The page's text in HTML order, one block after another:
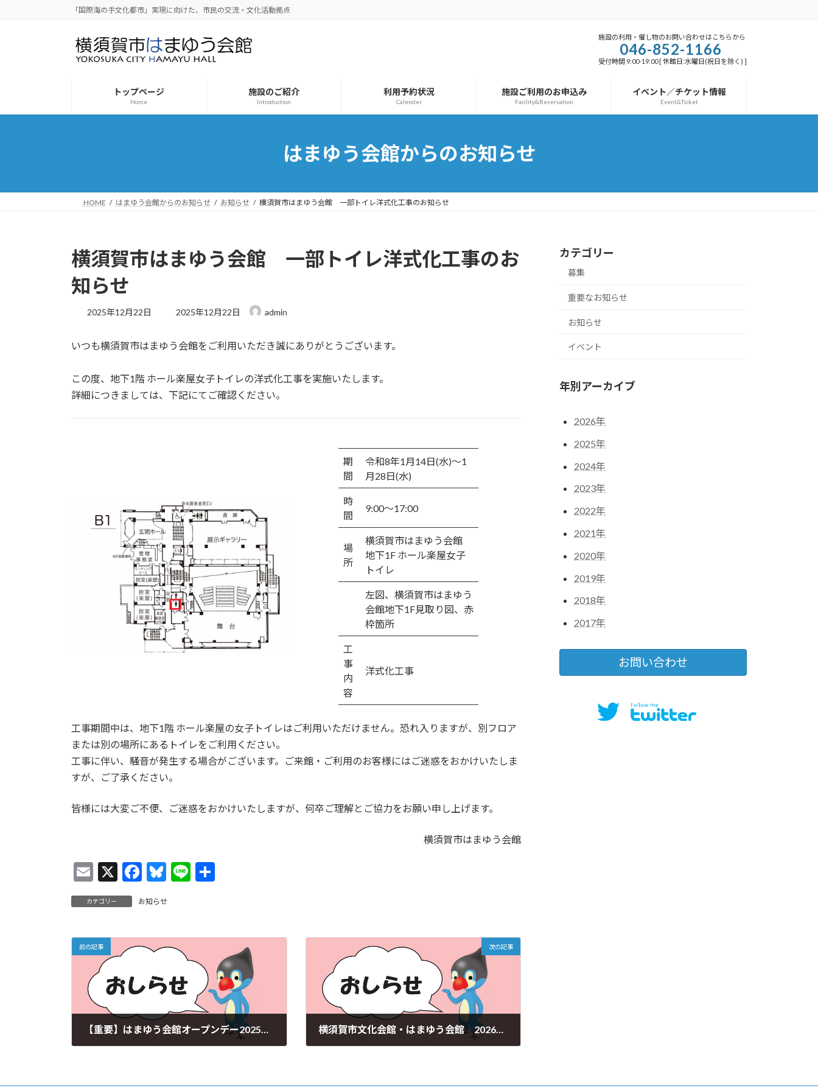
「国際海の手文化都市」実現に向けた、市民の交流・文化活動拠点
施設の利用・催し物のお問い合わせはこちらから
046-852-1166
受付時間 9:00-19:00 [ 休館日:水曜日(祝日を除く) ]
トップページ
Home
施設のご紹介
Introduction
利用予約状況
Calender
施設ご利用のお申込み
Facility&Reservation
イベント／チケット情報
Event&Ticket
はまゆう会館からのお知らせ
HOME はまゆう会館からのお知らせ お知らせ 横須賀市はまゆう会館 一部トイレ洋式化工事のお知らせ
横須賀市はまゆう会館 一部トイレ洋式化工事のお
知らせ
2025年12月22日
最
新
:
2025年12月22日 admin
いつも横須賀市はまゆう会館をご利用いただき誠にありがとうございます。
この度、地下1階 ホール楽屋女子トイレの洋式化工事を実施いたします。
詳細につきましては、下記にてご確認ください。
期
間
令和8年1月14日(水)～1
月28日(水)
時
間
9:00～17:00
場
所
横須賀市はまゆう会館
地下1F ホール楽屋女子
トイレ
左図、横須賀市はまゆう
会館地下1F見取り図、赤
枠箇所
工
事
内
容
洋式化工事
工事期間中は、地下1階 ホール楽屋の女子トイレはご利用いただけません。恐れ入りますが、別フロア
または別の場所にあるトイレをご利用ください。
工事に伴い、騒音が発生する場合がございます。ご来館・ご利用のお客様にはご迷惑をおかけいたしま
すが、ご了承ください。
皆様には大変ご不便、ご迷惑をおかけいたしますが、何卒ご理解とご協力をお願い申し上げます。
横須賀市はまゆう会館
E
m
ai
X
F
e
o
k
Bl Li
カテゴリー お知らせ
前の記事
【重要】はまゆう会館オープンデー2025 台風9号接近に伴うご来館について
次の記事
横須賀市文化会館・はまゆう会館 2026年度 サポーター募集のお知らせ
カテゴリー
募集
重要なお知らせ
お知らせ
イベント
年別アーカイブ
2026年
2025年
2024年
2023年
2022年
2021年
2020年
2019年
2018年
2017年
お問い合わせ